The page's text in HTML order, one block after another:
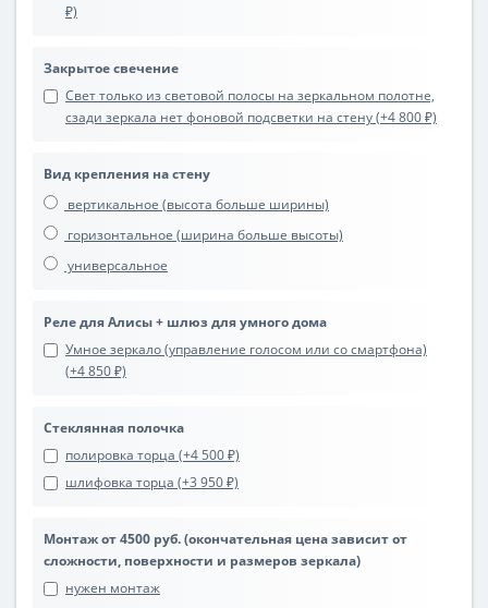
₽)
Закрытое свечение
Свет только из световой полосы на зеркальном полотне,
сзади зеркала нет фоновой подсветки на стену (+4 800 ₽)
Вид крепления на стену
вертикальное (высота больше ширины)
горизонтальное (ширина больше высоты)
универсальное
Реле для Алисы + шлюз для умного дома
Умное зеркало (управление голосом или со смартфона)
(+4 850 ₽)
Стеклянная полочка
полировка торца (+4 500 ₽)
шлифовка торца (+3 950 ₽)
Монтаж от 4500 руб. (окончательная цена зависит от
сложности, поверхности и размеров зеркала)
нужен монтаж